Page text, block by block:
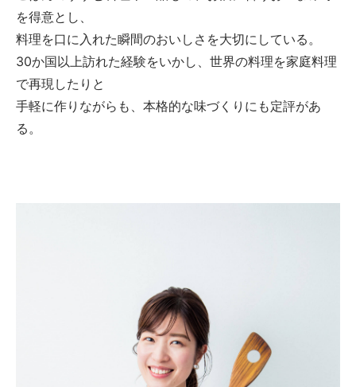
を得意とし、
料理を口に入れた瞬間のおいしさを大切にしている。
30か国以上訪れた経験をいかし、世界の料理を家庭料理
で再現したりと
手軽に作りながらも、本格的な味づくりにも定評があ
る。